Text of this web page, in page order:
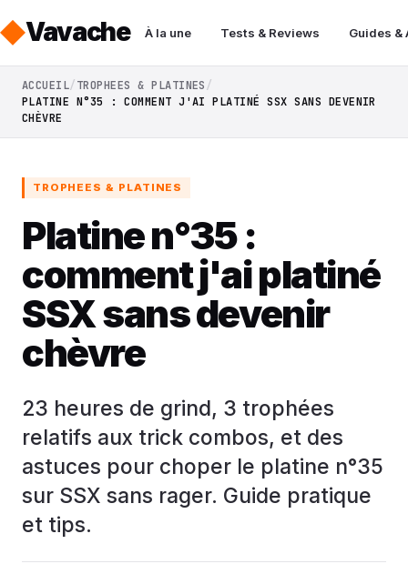
Vavache À la une Tests & Reviews Guides &
ACCUEIL TROPHEES & PLATINES
PLATINE N°35 : COMMENT J'AI PLATINÉ SSX SANS DEVENIR
CHÈVRE
TROPHEES & PLATINES
Platine n°35 :
comment j'ai platiné
SSX sans devenir
chèvre
23 heures de grind, 3 trophées
relatifs aux trick combos, et des
astuces pour choper le platine n°35
sur SSX sans rager. Guide pratique
et tips.